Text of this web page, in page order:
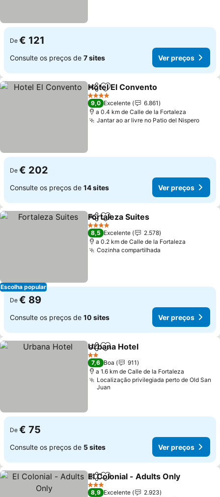
De € 121
Consulte os preços de 7 sites Ver preços
PartilharAdicionar aos favoritos
Hotel El Convento
4 Estrelas
9,0 Excelente
6.861
a 0.4 km de Calle de la Fortaleza
Jantar ao ar livre no Patio del NisperoVer
De € 202
Consulte os preços de 14 sites Ver preços
Escolha popular
PartilharAdicionar aos favoritos
Fortaleza Suites
4 Estrelas
8,5 Excelente
2.578
a 0.2 km de Calle de la Fortaleza
Cozinha compartilhada
De € 89
Consulte os preços de 10 sites Ver preços
PartilharAdicionar aos favoritos
Urbana Hotel
2 Estrelas
7,6 Boa
911
a 1.6 km de Calle de la Fortaleza
Localização privilegiada perto de Old San
Juan
De € 75
Consulte os preços de 5 sites Ver preços
PartilharAdicionar aos favoritos
El Colonial - Adults Only
3 Estrelas
8,9 Excelente
2.923